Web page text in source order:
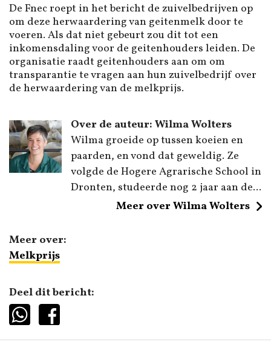
De Fnec roept in het bericht de zuivelbedrijven op
om deze herwaardering van geitenmelk door te
voeren. Als dat niet gebeurt zou dit tot een
inkomensdaling voor de geitenhouders leiden. De
organisatie raadt geitenhouders aan om om
transparantie te vragen aan hun zuivelbedrijf over
de herwaardering van de melkprijs.
Over de auteur: Wilma Wolters
Wilma groeide op tussen koeien en
paarden, en vond dat geweldig. Ze
volgde de Hogere Agrarische School in
Dronten, studeerde nog 2 jaar aan de...
Meer over Wilma Wolters
Meer over:
Melkprijs
Deel dit bericht: